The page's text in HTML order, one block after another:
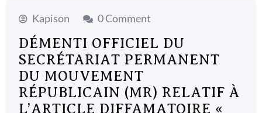
Kapison 0 Comment
DÉMENTI OFFICIEL DU
SECRÉTARIAT PERMANENT
DU MOUVEMENT
RÉPUBLICAIN (MR) RELATIF À
L’ARTICLE DIFFAMATOIRE «